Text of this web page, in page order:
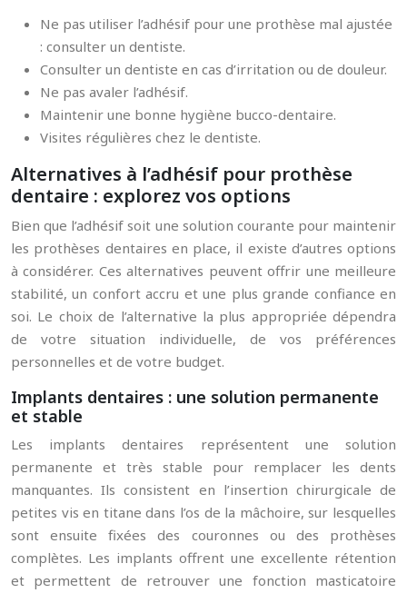
Ne pas utiliser l’adhésif pour une prothèse mal ajustée
: consulter un dentiste.
Consulter un dentiste en cas d’irritation ou de douleur.
Ne pas avaler l’adhésif.
Maintenir une bonne hygiène bucco-dentaire.
Visites régulières chez le dentiste.
Alternatives à l’adhésif pour prothèse
dentaire : explorez vos options
Bien que l’adhésif soit une solution courante pour maintenir
les prothèses dentaires en place, il existe d’autres options
à considérer. Ces alternatives peuvent offrir une meilleure
stabilité, un confort accru et une plus grande confiance en
soi. Le choix de l’alternative la plus appropriée dépendra
de votre situation individuelle, de vos préférences
personnelles et de votre budget.
Implants dentaires : une solution permanente
et stable
Les implants dentaires représentent une solution
permanente et très stable pour remplacer les dents
manquantes. Ils consistent en l’insertion chirurgicale de
petites vis en titane dans l’os de la mâchoire, sur lesquelles
sont ensuite fixées des couronnes ou des prothèses
complètes. Les implants offrent une excellente rétention
et permettent de retrouver une fonction masticatoire